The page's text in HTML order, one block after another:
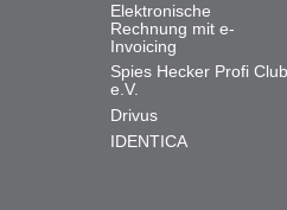
Elektronische
Rechnung mit e-
Invoicing
Spies Hecker Profi Club
e.V.
Drivus
IDENTICA